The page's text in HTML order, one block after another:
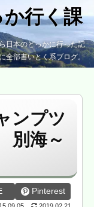
行く課
日本のどっかに行った記
全部書いとく系ブログ。
ンプツ
海～
Pinterest